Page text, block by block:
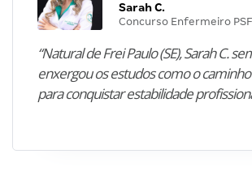
Sarah C.
Concurso Enfermeiro PSF
“Natural de Frei Paulo (SE), Sarah C.
enxergou os estudos como o
para conquistar estabilidade